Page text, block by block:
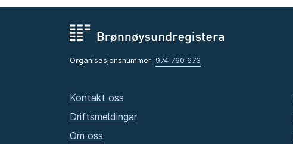
Organisasjonsnummer: 974 760 673
Kontakt oss
Driftsmeldingar
Om oss